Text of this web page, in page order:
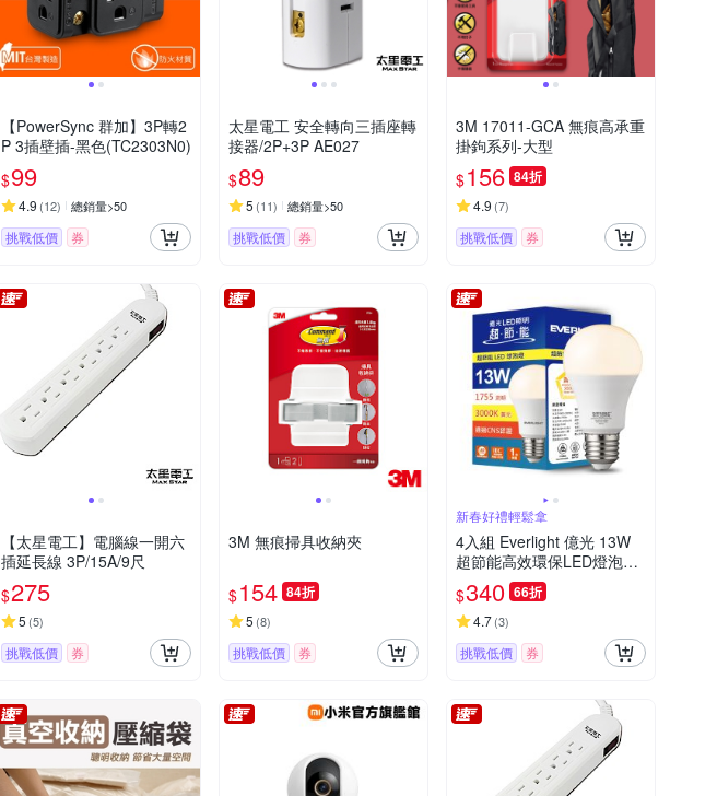
【PowerSync 群加】3P轉2
P 3插壁插-黑色(TC2303N0)
$99
4.9 (12) 總銷量>50
挑戰低價 券
太星電工 安全轉向三插座轉
接器/2P+3P AE027
$89
5 (11) 總銷量>50
挑戰低價 券
3M 17011-GCA 無痕高承重
掛鉤系列-大型
$156 84折
4.9 (7)
挑戰低價 券
【太星電工】電腦線一開六
插延長線 3P/15A/9尺
$275
5 (5)
挑戰低價 券
3M 無痕掃具收納夾
$154 84折
5 (8)
挑戰低價 券
新春好禮輕鬆拿
4入組 Everlight 億光 13W
超節能高效環保LED燈泡
(白光/黃光/自然光)
$340 66折
4.7(3)
挑戰低價 券